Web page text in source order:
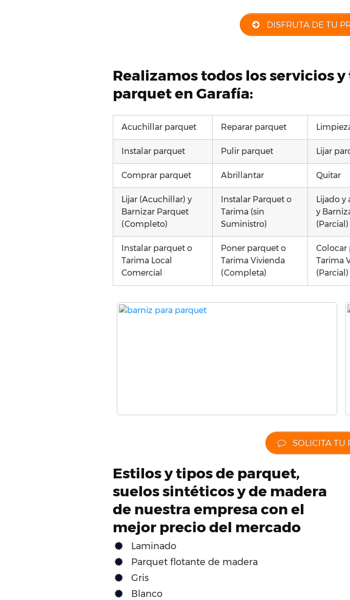
DISFRUTA DE TU
Realizamos todos los servicios
parquet en Garafía:
Acuchillar parquet Reparar parquet
Instalar parquet Pulir parquet Lijar
Comprar parquet Abrillantar Quitar
Lijar (Acuchillar) y
Barnizar Parquet
(Completo)
Instalar Parquet o
Tarima (sin
Suministro)
Lijado y
y
(Parcial)
Instalar parquet o
Tarima Local
Comercial
Poner parquet o
Tarima Vivienda
(Completa)
Colocar
Tarima
(Parcial)
SOLICITA TU
Estilos y tipos de parquet,
suelos sintéticos y de madera
de nuestra empresa con el
mejor precio del mercado
Laminado
Parquet flotante de madera
Gris
Blanco